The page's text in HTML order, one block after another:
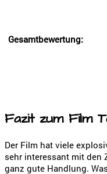
Gesamtbewertung:
Fazit zum Film
Der Film hat viele
sehr interessant mit den
ganz gute Handlung.